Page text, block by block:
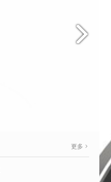
更多